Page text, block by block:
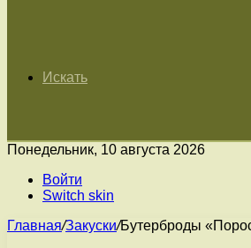
Искать
Понедельник, 10 августа 2026
Войти
Switch skin
Главная/Закуски/Бутерброды